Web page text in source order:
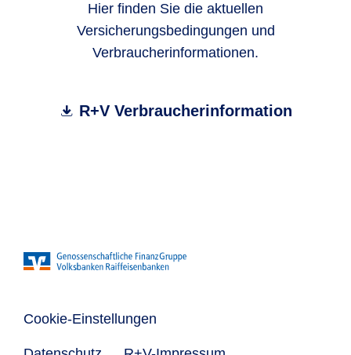
Hier finden Sie die aktuellen
Versicherungsbedingungen und
Verbraucherinformationen.
R+V Verbraucherinformation
Cookie-Einstellungen